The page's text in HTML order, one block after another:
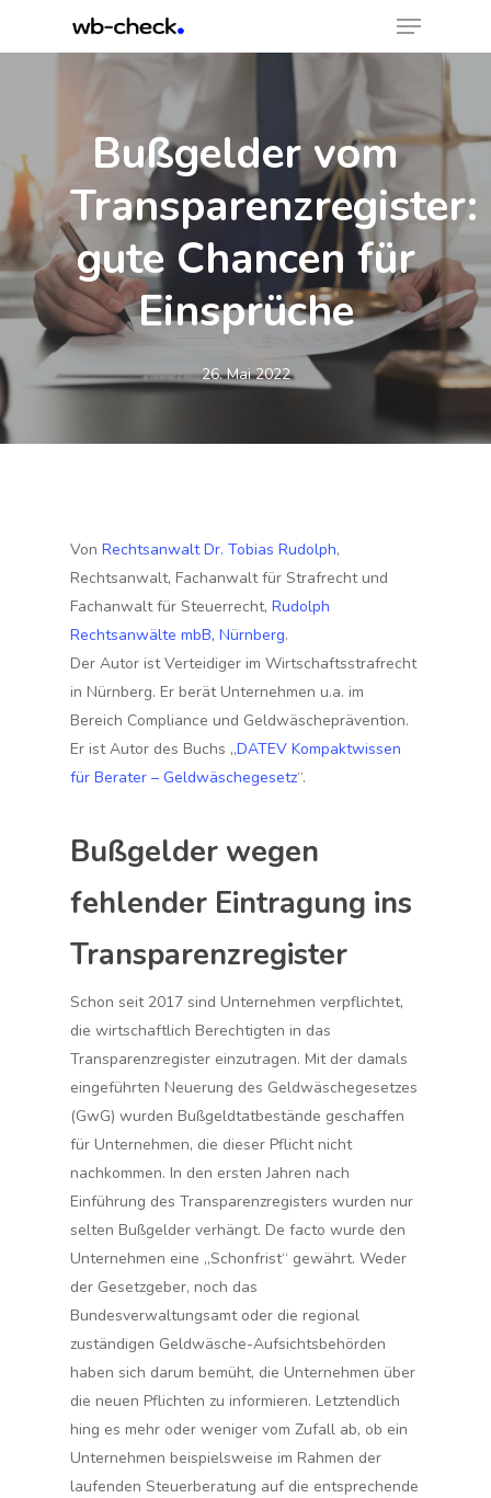
Menu
Bußgelder vom
Transparenzregister:
gute Chancen für
Einsprüche
26. Mai 2022
VonRechtsanwalt Dr. Tobias Rudolph,
Rechtsanwalt, Fachanwalt für Strafrecht und
Fachanwalt für Steuerrecht,Rudolph
Rechtsanwälte mbB, Nürnberg.
Der Autor ist Verteidiger im Wirtschaftsstrafrecht
in Nürnberg. Er berät Unternehmen u.a. im
Bereich Compliance und Geldwäscheprävention.
Er ist Autor des Buchs „DATEV Kompaktwissen
für Berater – Geldwäschegesetz“.
Bußgelder wegen
fehlender Eintragung ins
Transparenzregister
Schon seit 2017 sind Unternehmen verpflichtet,
die wirtschaftlich Berechtigten in das
Transparenzregister einzutragen. Mit der damals
eingeführten Neuerung des Geldwäschegesetzes
(GwG) wurden Bußgeldtatbestände geschaffen
für Unternehmen, die dieser Pflicht nicht
nachkommen. In den ersten Jahren nach
Einführung des Transparenzregisters wurden nur
selten Bußgelder verhängt. De facto wurde den
Unternehmen eine „Schonfrist“ gewährt. Weder
der Gesetzgeber, noch das
Bundesverwaltungsamt oder die regional
zuständigen Geldwäsche-Aufsichtsbehörden
haben sich darum bemüht, die Unternehmen über
die neuen Pflichten zu informieren. Letztendlich
hing es mehr oder weniger vom Zufall ab, ob ein
Unternehmen beispielsweise im Rahmen der
laufenden Steuerberatung auf die entsprechende
Close
Menu